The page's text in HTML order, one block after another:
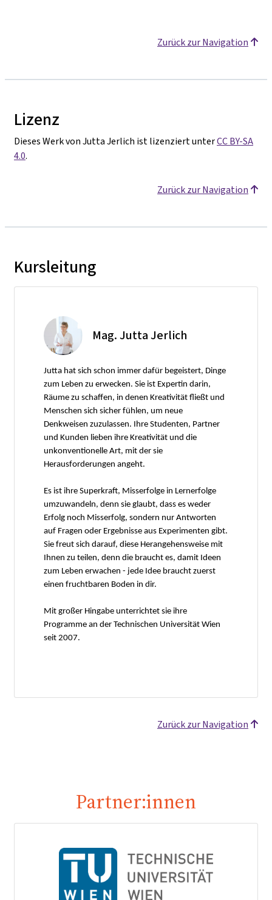
Zurück zur Navigation
Lizenz
Dieses Werk von Jutta Jerlich ist lizenziert unterCC BY-SA
4.0.
Zurück zur Navigation
Kursleitung
Mag. Jutta Jerlich
Jutta hat sich schon immer dafür begeistert, Dinge
zum Leben zu erwecken. Sie ist Expertin darin,
Räume zu schaffen, in denen Kreativität fließt und
Menschen sich sicher fühlen, um neue
Denkweisen zuzulassen. Ihre Studenten, Partner
und Kunden lieben ihre Kreativität und die
unkonventionelle Art, mit der sie
Herausforderungen angeht.
Es ist ihre Superkraft, Misserfolge in Lernerfolge
umzuwandeln, denn sie glaubt, dass es weder
Erfolg noch Misserfolg, sondern nur Antworten
auf Fragen oder Ergebnisse aus Experimenten gibt.
Sie freut sich darauf, diese Herangehensweise mit
Ihnen zu teilen, denn die braucht es, damit Ideen
zum Leben erwachen - jede Idee braucht zuerst
einen fruchtbaren Boden in dir.
Mit großer Hingabe unterrichtet sie ihre
Programme an der Technischen Universität Wien
seit 2007.
Zurück zur Navigation
Partner:innen